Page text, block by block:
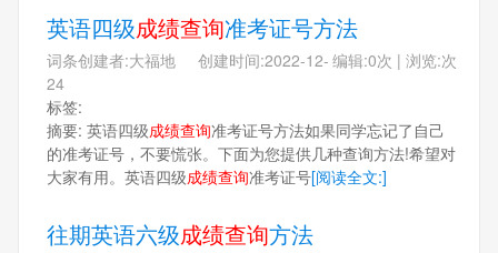
英语四级成绩查询准考证号方法
编辑:0次 | 浏览:次
词条创建者:大福地 创建时间:2022-12-
24
标签:
摘要: 英语四级成绩查询准考证号方法如果同学忘记了自己
的准考证号，不要慌张。下面为您提供几种查询方法!希望对
大家有用。英语四级成绩查询准考证号[阅读全文:]
往期英语六级成绩查询方法